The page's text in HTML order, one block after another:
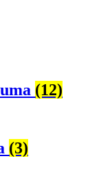
(12)
(3)